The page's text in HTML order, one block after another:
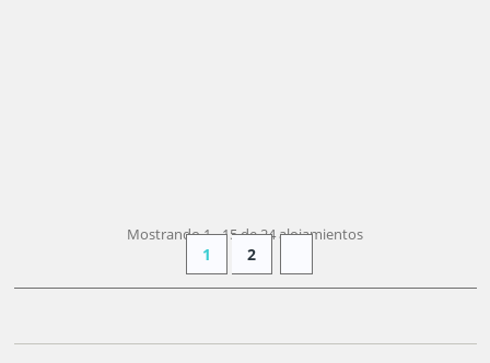
Mostrando 1 - 15 de 24 alojamientos
1 2